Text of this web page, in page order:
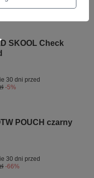
-8%
SKOOL Check
30 dni przed
-5%
POUCH czarny
30 dni przed
-66%